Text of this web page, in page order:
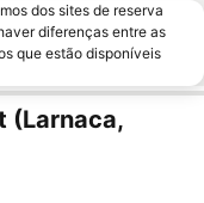
dos sites de reserva
diferenças entre as
que estão disponíveis
(Larnaca,